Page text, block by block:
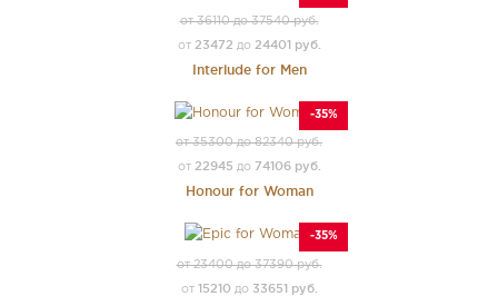
от 36110 до 37540 руб.
от 23472 до 24401 руб.
Interlude for Men
-35%
от 35300 до 82340 руб.
от 22945 до 74106 руб.
Honour for Woman
-35%
от 23400 до 37390 руб.
от 15210 до 33651 руб.